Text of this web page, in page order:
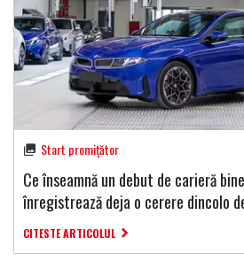
Start promițător
Ce înseamnă un debut de carieră
înregistrează deja o cerere dincolo
CITESTE ARTICOLUL